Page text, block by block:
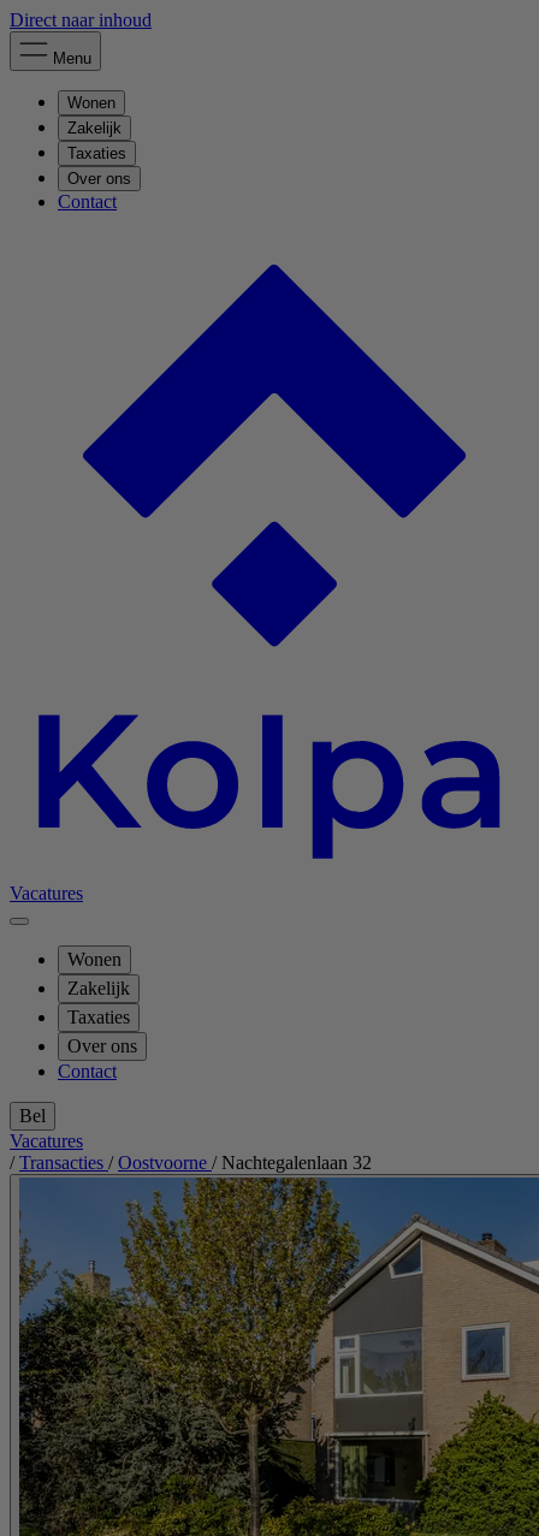
Direct naar inhoud
Menu
Wonen
Zakelijk
Taxaties
Over ons
Contact
Vacatures
Wonen
Zakelijk
Taxaties
Over ons
Contact
Bel
Vacatures
/ Transacties / Oostvoorne / Nachtegalenlaan 32